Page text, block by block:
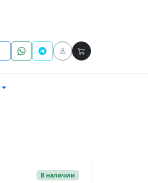
В наличии